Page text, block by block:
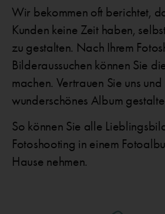
Wir bekommen oft berichtet,
Kunden keine Zeit haben,
zu gestalten. Nach Ihrem
Bilderaussuchen können Sie
machen. Vertrauen Sie uns
wunderschönes Album
So können Sie alle
Fotoshooting in einem
Hause nehmen.